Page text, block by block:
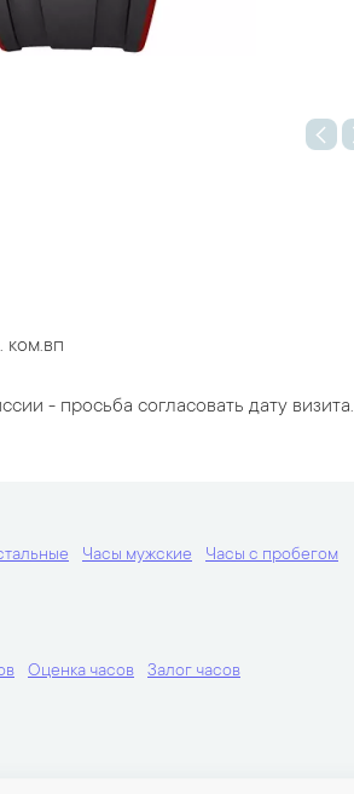
ком.вп
- просьба согласовать дату визита.
Часы мужские
Часы с пробегом
Оценка часов Залог часов